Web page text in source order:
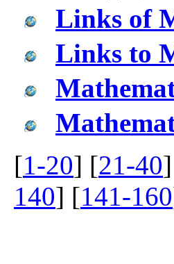
Links of
Links to
[1-20] [21-40
140] [141-160